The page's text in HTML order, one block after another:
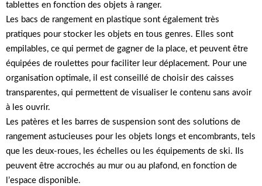
tablettes en fonction des objets à ranger.
Les bacs de rangement en plastique sont également très
pratiques pour stocker les objets en tous genres. Elles sont
empilables, ce qui permet de gagner de la place, et peuvent être
équipées de roulettes pour faciliter leur déplacement. Pour une
organisation optimale, il est conseillé de choisir des caisses
transparentes, qui permettent de visualiser le contenu sans avoir
à les ouvrir.
Les patères et les barres de suspension sont des solutions de
rangement astucieuses pour les objets longs et encombrants, tels
que les deux-roues, les échelles ou les équipements de ski. Ils
peuvent être accrochés au mur ou au plafond, en fonction de
l’espace disponible.